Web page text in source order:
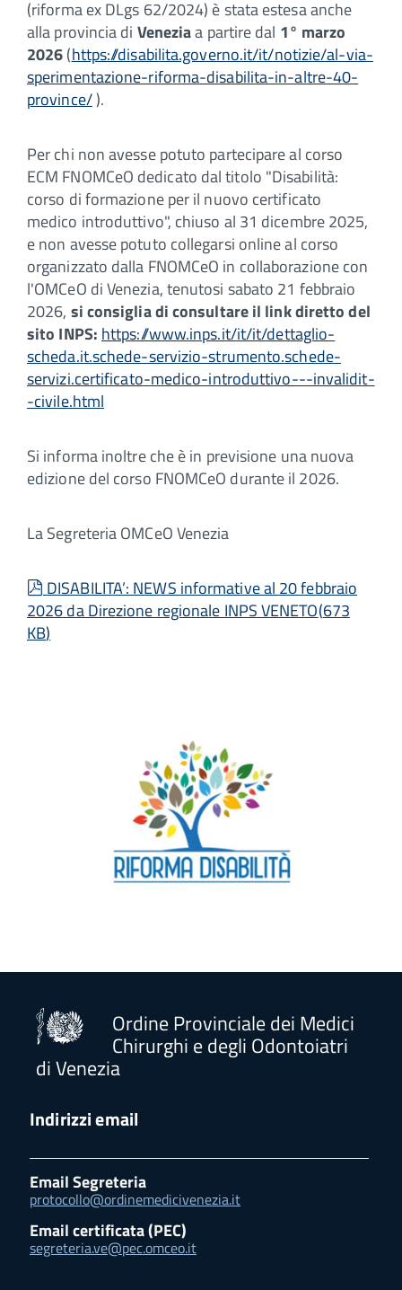
(riforma ex DLgs 62/2024) è stata estesa anche
alla provincia di Veneziaa partire dal 1° marzo
2026(https://disabilita.governo.it/it/notizie/al-via-
sperimentazione-riforma-disabilita-in-altre-40-
province/).
Per chi non avesse potuto partecipare al corso
ECM FNOMCeO dedicato dal titolo "Disabilità:
corso di formazione per il nuovo certificato
medico introduttivo", chiuso al 31 dicembre 2025,
e non avesse potuto collegarsi online al corso
organizzato dalla FNOMCeO in collaborazione con
l'OMCeO di Venezia, tenutosi sabato 21 febbraio
2026, si consiglia di consultare il link diretto del
sito INPS: https://www.inps.it/it/it/dettaglio-
scheda.it.schede-servizio-strumento.schede-
servizi.certificato-medico-introduttivo---invalidit-
-civile.html
Si informa inoltre che è in previsione una nuova
edizione del corso FNOMCeO durante il 2026.
La Segreteria OMCeO Venezia
pdf
DISABILITA’: NEWS informative al 20 febbraio
2026 da Direzione regionale INPS VENETO(673
KB)
Ordine Provinciale dei Medici
Chirurghi e degli Odontoiatri
di Venezia
Indirizzi email
Email Segreteria
protocollo@ordinemedicivenezia.it
Email certificata (PEC)
segreteria.ve@pec.omceo.it